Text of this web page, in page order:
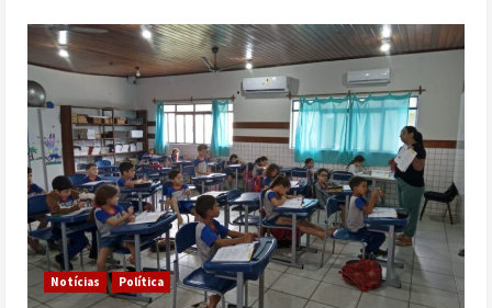
Notícias Política